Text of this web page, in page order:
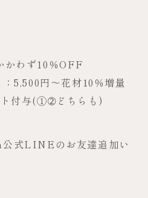
わず10％OFF
5,500円～花材10％増量
ト付与(①➁どちらも)
式LINEのお友達追加い